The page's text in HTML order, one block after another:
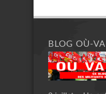
BLOG OÙ-